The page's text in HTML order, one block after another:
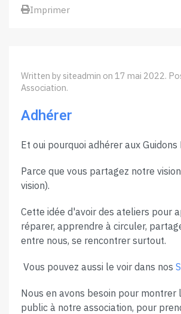
Imprimer
Written by siteadmin on 17 mai 2022.
Association.
Adhérer
Et oui pourquoi adhérer aux Guidons
Parce que vous partagez notre
vision).
Cette idée d'avoir des ateliers pour
réparer, apprendre à circuler,
entre nous, se rencontrer surtout.
Vous pouvez aussi le voir dans nos
Nous en avons besoin pour montrer
public à notre association, pour